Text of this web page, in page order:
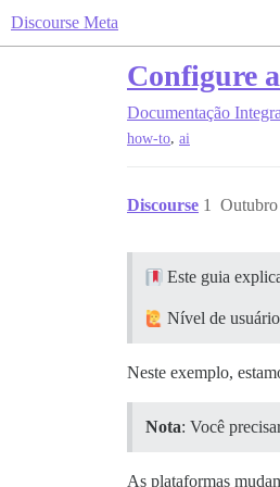
Discourse Meta
Configure
Documentação
how-to, ai
Discourse 1
Este guia
Nível de
Neste exemplo,
Nota: Você
As plataformas